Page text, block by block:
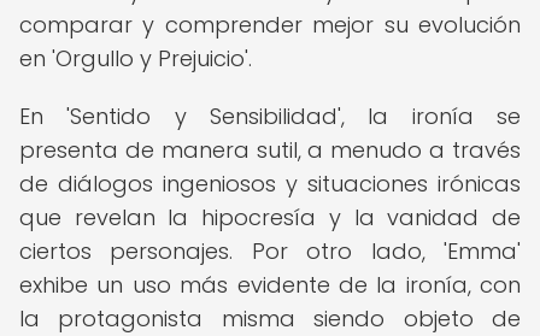
comparar y comprender mejor su evolución
en 'Orgullo y Prejuicio'.
En 'Sentido y Sensibilidad', la ironía se
presenta de manera sutil, a menudo a través
de diálogos ingeniosos y situaciones irónicas
que revelan la hipocresía y la vanidad de
ciertos personajes. Por otro lado, 'Emma'
exhibe un uso más evidente de la ironía, con
la protagonista misma siendo objeto de